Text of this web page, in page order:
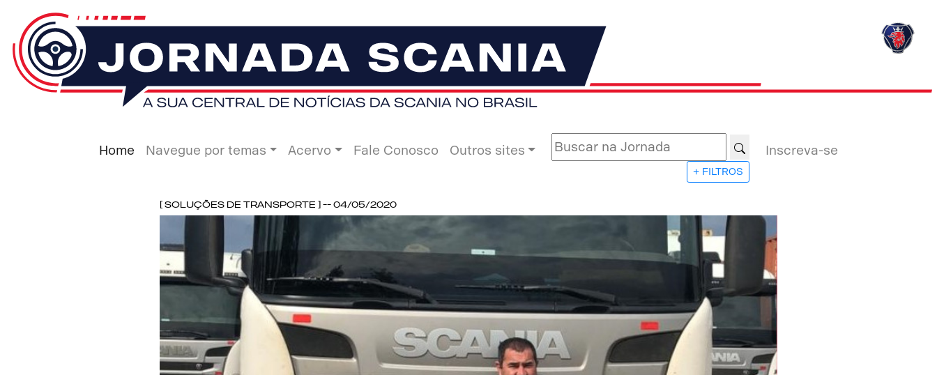
Home Navegue por temas Acervo Fale Conosco Outros sites
+ FILTROS
Inscreva-se
[ Soluções de Transporte ] -- 04/05/2020